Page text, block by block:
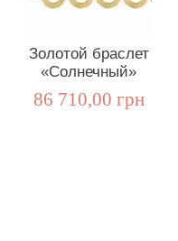
Золотой браслет
«Солнечный»
86 710,00 грн